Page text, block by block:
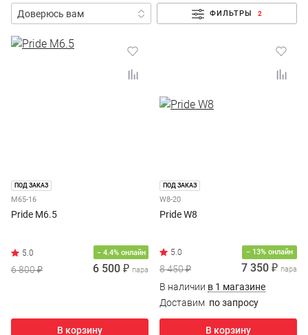
ФИЛЬТРЫ 2
ПОД ЗАКАЗ
M65-16
Pride M6.5
− 4.4% онлайн
6 800 ₽ 6 500 ₽ пара
В корзину
ПОД ЗАКАЗ
W8-20
Pride W8
− 13% онлайн
8 450 ₽ 7 350 ₽ пара
В наличии в 1 магазине
Доставим по запросу
В корзину